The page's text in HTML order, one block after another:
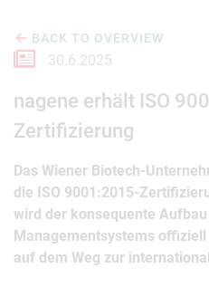
BACK TO OVERVIEW
30.6.2025
nagene erhält ISO
Zertifizierung
Das Wiener Biotech-
die ISO 9001:2015-
wird der konsequente
Managementsystems
auf dem Weg zur